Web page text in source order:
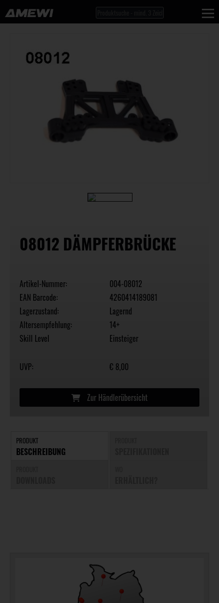
08012 DÄMPFERBRÜCKE
Artikel-Nummer:
004-08012
EAN Barcode:
4260414189081
Lagerzustand:
Lagernd
Altersempfehlung:
14+
Skill Level
Einsteiger
UVP: € 8,00
Zur Händlerübersicht
PRODUKT
BESCHREIBUNG